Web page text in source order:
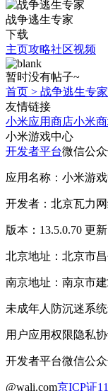
战争逃生专家
下载
主页攻略社区视频
暂时没有帖子~
首页 > 战争逃生专家
友情链接
小米应用商店小米
小米游戏中心
开发者平台微信公
应用名称：小米游
开发者：北京瓦力
版本：13.5.0.70 更
北京地址：北京市
南京地址：南京市
未成年人防沉迷系统
用户应用权限隐私
开发者平台微信公
@wali.com京ICP证